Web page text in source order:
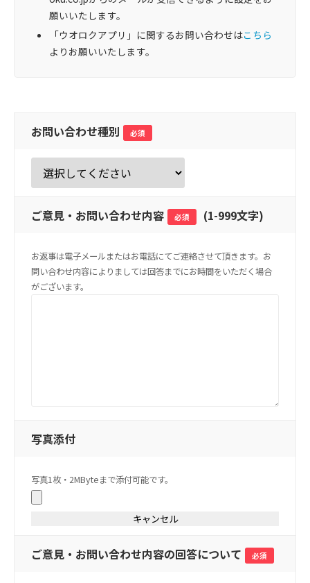
願いいたします。
「ウオロクアプリ」に関するお問い合わせはこちら
よりお願いいたします。
お問い合わせ種別 必須
ご意見・お問い合わせ内容 必須 (1-999文字)
お返事は電子メールまたはお電話にてご連絡させて頂きます。お
問い合わせ内容によりましては回答までにお時間をいただく場合
がございます。
写真添付
写真1枚・2MByteまで添付可能です。
ご意見・お問い合わせ内容の回答について 必須